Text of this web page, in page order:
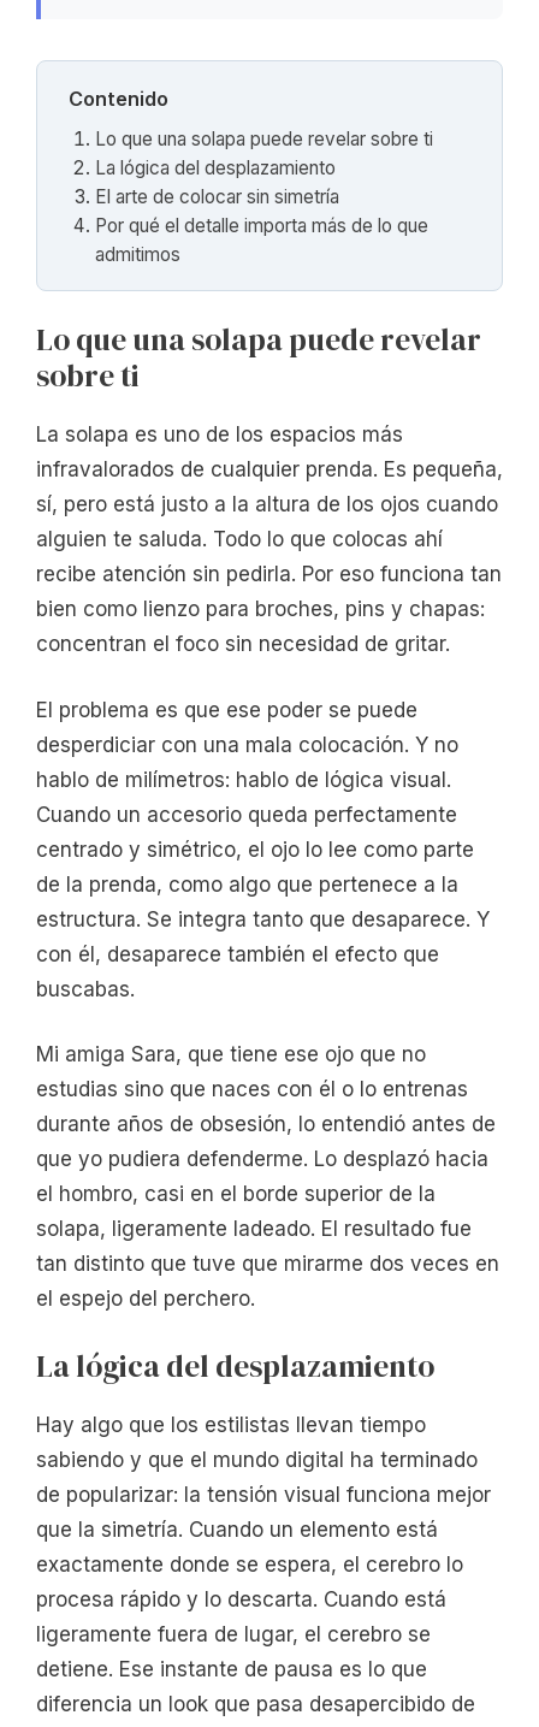
Contenido
Lo que una solapa puede revelar sobre ti
La lógica del desplazamiento
El arte de colocar sin simetría
Por qué el detalle importa más de lo que
admitimos
Lo que una solapa puede revelar
sobre ti
La solapa es uno de los espacios más
infravalorados de cualquier prenda. Es pequeña,
sí, pero está justo a la altura de los ojos cuando
alguien te saluda. Todo lo que colocas ahí
recibe atención sin pedirla. Por eso funciona tan
bien como lienzo para broches, pins y chapas:
concentran el foco sin necesidad de gritar.
El problema es que ese poder se puede
desperdiciar con una mala colocación. Y no
hablo de milímetros: hablo de lógica visual.
Cuando un accesorio queda perfectamente
centrado y simétrico, el ojo lo lee como parte
de la prenda, como algo que pertenece a la
estructura. Se integra tanto que desaparece. Y
con él, desaparece también el efecto que
buscabas.
Mi amiga Sara, que tiene ese ojo que no
estudias sino que naces con él o lo entrenas
durante años de obsesión, lo entendió antes de
que yo pudiera defenderme. Lo desplazó hacia
el hombro, casi en el borde superior de la
solapa, ligeramente ladeado. El resultado fue
tan distinto que tuve que mirarme dos veces en
el espejo del perchero.
La lógica del desplazamiento
Hay algo que los estilistas llevan tiempo
sabiendo y que el mundo digital ha terminado
de popularizar: la tensión visual funciona mejor
que la simetría. Cuando un elemento está
exactamente donde se espera, el cerebro lo
procesa rápido y lo descarta. Cuando está
ligeramente fuera de lugar, el cerebro se
detiene. Ese instante de pausa es lo que
diferencia un look que pasa desapercibido de